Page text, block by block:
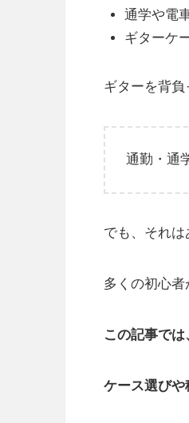
通学や電
ギターケ
ギターを背負
通勤・通
でも、それは
多くの初心者
この記事では
ケース選びや